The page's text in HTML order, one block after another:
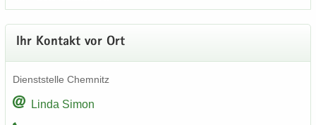
Ihr Kon­takt vor Ort
Dienst­stel­le Chem­nitz
Linda Simon